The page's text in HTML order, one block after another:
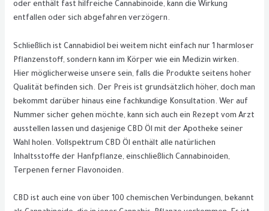
oder enthält fast hilfreiche Cannabinoide, kann die Wirkung
entfallen oder sich abgefahren verzögern.
Schließlich ist Cannabidiol bei weitem nicht einfach nur 1 harmloser
Pflanzenstoff, sondern kann im Körper wie ein Medizin wirken.
Hier möglicherweise unsere sein, falls die Produkte seitens hoher
Qualität befinden sich. Der Preis ist grundsätzlich höher, doch man
bekommt darüber hinaus eine fachkundige Konsultation. Wer auf
Nummer sicher gehen möchte, kann sich auch ein Rezept vom Arzt
ausstellen lassen und dasjenige CBD Öl mit der Apotheke seiner
Wahl holen. Vollspektrum CBD Öl enthält alle natürlichen
Inhaltsstoffe der Hanfpflanze, einschließlich Cannabinoiden,
Terpenen ferner Flavonoiden.
CBD ist auch eine von über 100 chemischen Verbindungen, bekannt